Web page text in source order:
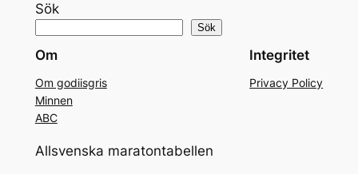
Sök
Sök
Om
Om godiisgris
Minnen
ABC
Integritet
Privacy Policy
Allsvenska maratontabellen